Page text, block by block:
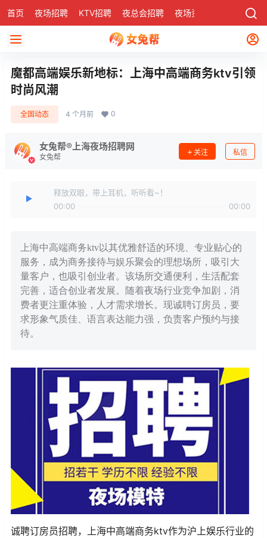
首页 夜场招聘 KTV招聘 夜总会招聘 夜场资讯 社区
魔都高端娱乐新地标：上海中高端商务ktv引领
时尚风潮
全国动态 4 个月前 0
女兔帮®上海夜场招聘网
女兔帮
关注 私信
释放双眼，带上耳机，听听看~！
00:00
00:00
上海中高端商务ktv以其优雅舒适的环境、专业贴心的
服务，成为商务接待与娱乐聚会的理想场所，吸引大
量客户，也吸引创业者。该场所交通便利，生活配套
完善，适合创业者发展。随着夜场行业竞争加剧，消
费者更注重体验，人才需求增长。现诚聘订房员，要
求形象气质佳、语言表达能力强，负责客户预约与接
待。
诚聘订房员招聘，上海中高端商务ktv作为沪上娱乐行业的